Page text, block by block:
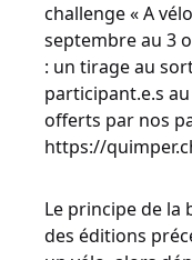
challenge « A
septembre au 3
: un tirage au
participant.e.s
offerts par nos
https://
Le principe de la
des éditions